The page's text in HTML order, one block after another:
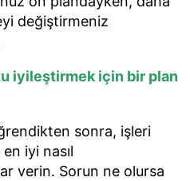
değiştirmeniz
iyileştirmek için bir plan
sonra, işleri
iyi nasıl
verin. Sorun ne olursa